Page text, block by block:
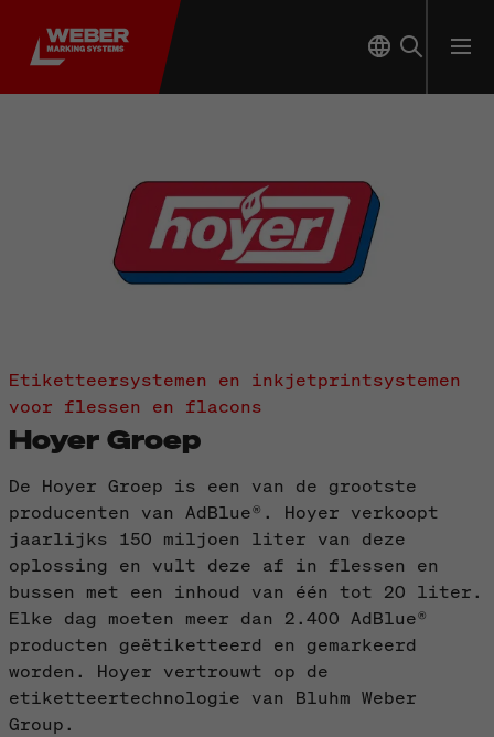
Etiketteersystemen en inkjetprintsystemen
voor flessen en flacons
Hoyer Groep
De Hoyer Groep is een van de grootste
producenten van AdBlue®. Hoyer verkoopt
jaarlijks 150 miljoen liter van deze
oplossing en vult deze af in flessen en
bussen met een inhoud van één tot 20 liter.
Elke dag moeten meer dan 2.400 AdBlue®
producten geëtiketteerd en gemarkeerd
worden. Hoyer vertrouwt op de
etiketteertechnologie van Bluhm Weber
Group.